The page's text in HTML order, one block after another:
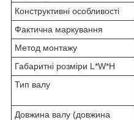
Конструктивні особливості
Фактична маркування
Метод монтажу
Габаритні розміри L*W*H
Тип валу
Довжина валу (довжина